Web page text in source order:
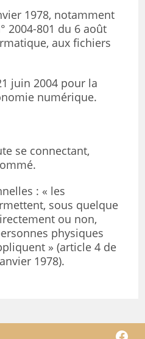
1978, notamment
2004-801 du 6 août
aux fichiers
juin 2004 pour la
numérique.
se connectant,
: « les
sous quelque
ou non,
physiques
» (article 4 de
1978).